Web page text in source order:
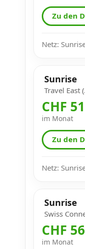
Zu den
Netz:
Sunrise
Travel East
CHF
im Monat
Zu den
Netz:
Sunrise
Swiss
CHF
im Monat